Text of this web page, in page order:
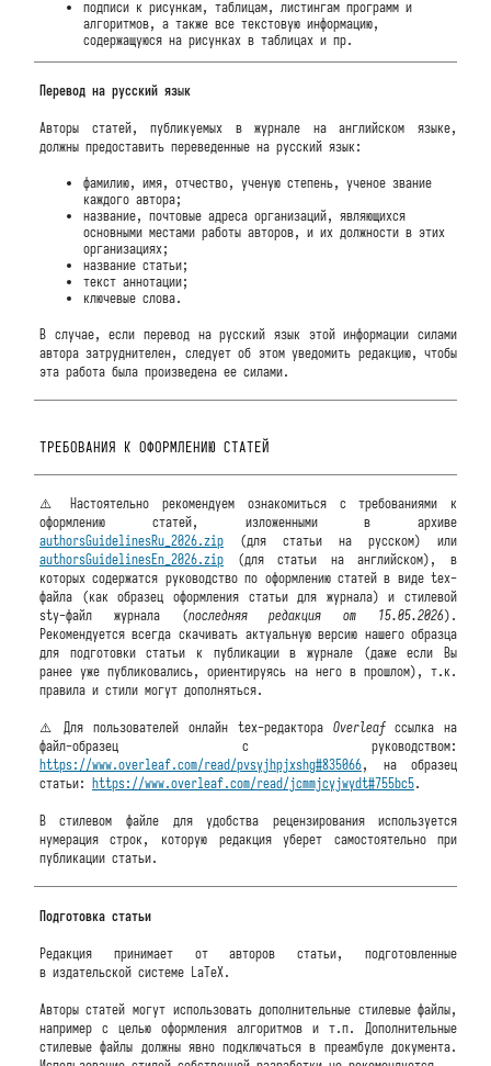
подписи к рисункам, таблицам, листингам программ и
алгоритмов, а также все текстовую информацию,
содержащуюся на рисунках в таблицах и пр.
Перевод на русский язык
Авторы статей, публикуемых в журнале на английском языке,
должны предоставить переведенные на русский язык:
фамилию, имя, отчество, ученую степень, ученое звание
каждого автора;
название, почтовые адреса организаций, являющихся
основными местами работы авторов, и их должности в этих
организациях;
название статьи;
текст аннотации;
ключевые слова.
В случае, если перевод на русский язык этой информации силами
автора затруднителен, следует об этом уведомить редакцию, чтобы
эта работа была произведена ее силами.
ТРЕБОВАНИЯ К ОФОРМЛЕНИЮ СТАТЕЙ
⚠️ Настоятельно рекомендуем ознакомиться с требованиями к
оформлению статей, изложенными в архиве
authorsGuidelinesRu_2026.zip(для статьи на русском) или
authorsGuidelinesEn_2026.zip(для статьи на английском), в
которых содержатся руководство по оформлению статей в виде tex-
файла (как образец оформления статьи для журнала) и стилевой
sty-файл журнала (последняя редакция от 15.05.2026).
Рекомендуется всегда скачивать актуальную версию нашего образца
для подготовки статьи к публикации в журнале (даже если Вы
ранее уже публиковались, ориентируясь на него в прошлом), т.к.
правила и стили могут дополняться.
⚠️ Для пользователей онлайн tex-редактора Overleafссылка на
файл-образец с руководством:
https://www.overleaf.com/read/pvsyjhpjxshg#835066, на образец
статьи: https://www.overleaf.com/read/jcmmjcyjwydt#755bc5.
В стилевом файле для удобства рецензирования используется
нумерация строк, которую редакция уберет самостоятельно при
публикации статьи.
Подготовка статьи
Редакция принимает от авторов статьи, подготовленные
в издательской системе LaTeX.
Авторы статей могут использовать дополнительные стилевые файлы,
например с целью оформления алгоритмов и т.п. Дополнительные
стилевые файлы должны явно подключаться в преамбуле документа.